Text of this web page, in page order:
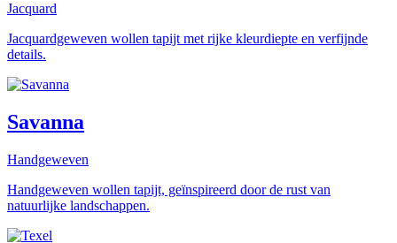
Jacquard
Jacquardgeweven wollen tapijt met rijke kleurdiepte en verfijnde
details.
Savanna
Handgeweven
Handgeweven wollen tapijt, geïnspireerd door de rust van
natuurlijke landschappen.